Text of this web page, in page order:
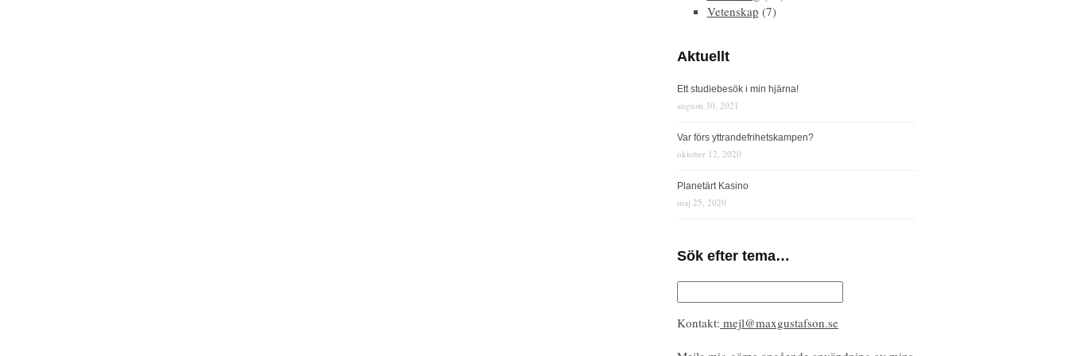
Vetenskap (7)
Aktuellt
Ett studiebesök i min hjärna!
augusti 30, 2021
Var förs yttrandefrihetskampen?
oktober 12, 2020
Planetärt Kasino
maj 25, 2020
Sök efter tema…
Kontakt: mejl@maxgustafson.se